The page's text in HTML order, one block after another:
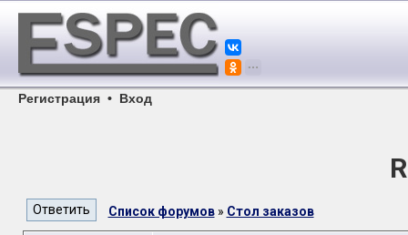
Регистрация • Вход
Список форумов» Стол заказов